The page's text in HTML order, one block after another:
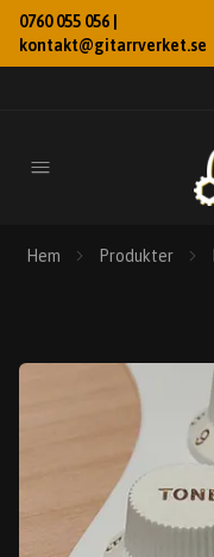
0760 055 056 |
kontakt@gitarrverket.se
Hem Produkter